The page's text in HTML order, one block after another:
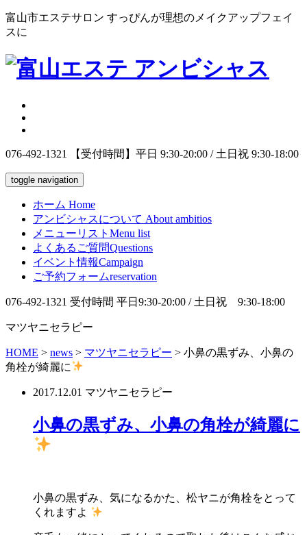
富山市エステサロン すっぴんが理想のメイクアップフェイ
スに
076-492-1321 【受付時間】平日 9:30-20:00 / 土日祝 9:30-18:00
toggle navigation
ホーム Home
アンビシャスについて About ambitios
メニューリスト Menu list
よくあるご質問Questions
イベント情報Campaign
ご予約フォームreservation
076-492-1321 受付時間 平日9:30-20:00 / 土日祝 9:30-18:00
マツヤニセラピー
HOME > news > マツヤニセラピー > 小鼻の黒ずみ、小鼻の
角栓が綺麗に
2017.12.01 マツヤニセラピー
小鼻の黒ずみ、小鼻の角栓が綺麗に
小鼻の黒ずみ、気になるかた、松ヤニが角栓をとって
くれますよ